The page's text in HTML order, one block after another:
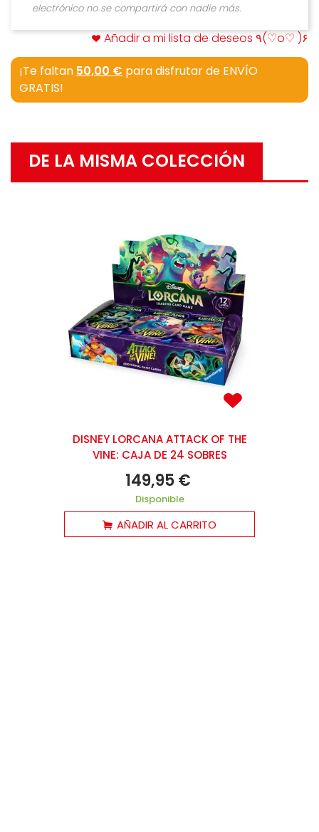
electrónico no se compartirá con nadie más.
Añadir a mi lista de deseos ٩(♡o♡ )۶
¡Te faltan 50,00 € para disfrutar de ENVÍO
GRATIS!
DE LA MISMA COLECCIÓN
DISNEY LORCANA ATTACK OF THE
VINE: CAJA DE 24 SOBRES
149,95 €
Disponible
AÑADIR AL CARRITO